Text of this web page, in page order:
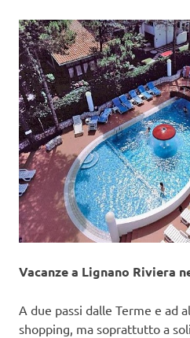
Vacanze a Lignano Riviera
A due passi dalle Terme e ad
shopping, ma soprattutto a